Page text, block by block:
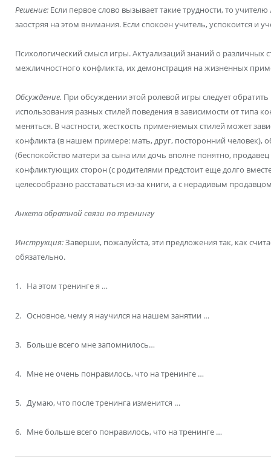
Решение: Если первое слово вызывает такие трудности, то
заостряя на этом внимания. Если спокоен учитель, успокоится и
Психологический смысл игры. Актуализаций знаний о различных
межличностного конфликта, их демонстрация на жизненных
Обсуждение. При обсуждении этой ролевой игры следует
использования разных стилей поведения в зависимости от типа
меняться. В частности, жесткость применяемых стилей может
конфликта (в нашем примере: мать, друг, посторонний человек),
(беспокойство матери за сына или дочь вполне понятно,
конфликтующих сторон (с родителями предстоит еще долго
целесообразно расставаться из-за книги, а с нерадивым
Анкета обратной связи по тренингу
Инструкция:Заверши, пожалуйста, эти предложения так, как
обязательно.
1. На этом тренинге я …
2. Основное, чему я научился на нашем занятии …
3. Больше всего мне запомнилось…
4. Мне не очень понравилось, что на тренинге …
5. Думаю, что после тренинга изменится …
6. Мне больше всего понравилось, что на тренинге …